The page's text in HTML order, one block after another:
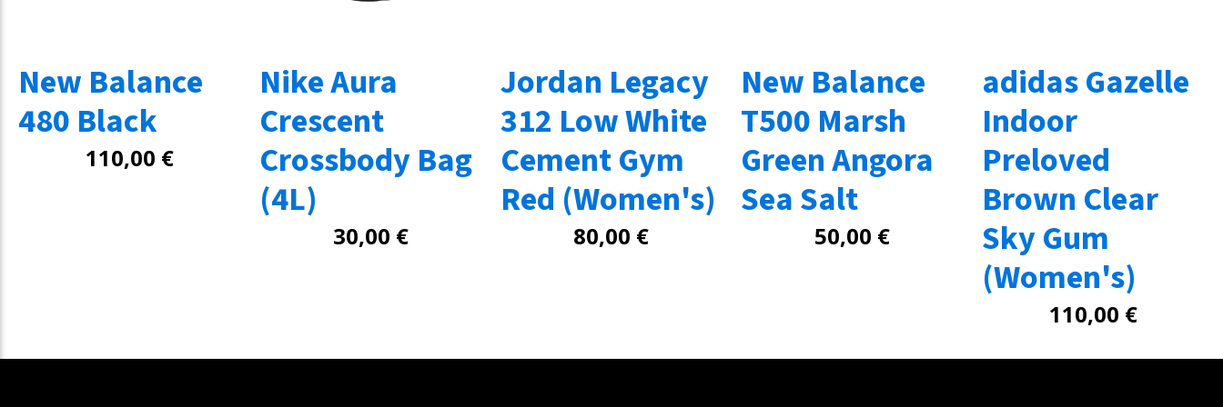
New Balance
480 Black
110,00 €
Nike Aura
Crescent
Crossbody Bag
(4L)
30,00 €
Jordan Legacy
312 Low White
Cement Gym
Red (Women's)
80,00 €
New Balance
T500 Marsh
Green Angora
Sea Salt
50,00 €
adidas Gazelle
Indoor
Preloved
Brown Clear
Sky Gum
(Women's)
110,00 €